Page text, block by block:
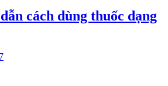
cách dùng thuốc dạng